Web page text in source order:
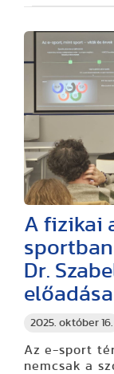
2025. október 16.
A fizikai
Dr.
Az e-sport
nemcsak a